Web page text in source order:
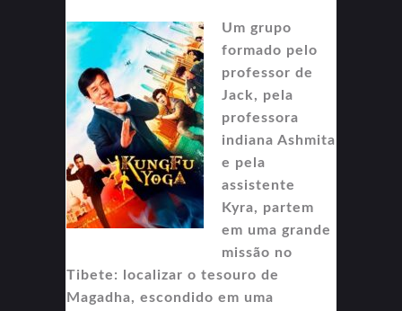
Um grupo
formado pelo
professor de
Jack, pela
professora
indiana Ashmita
e pela
assistente
Kyra, partem
em uma grande
missão no
Tibete: localizar o tesouro de
Magadha, escondido em uma